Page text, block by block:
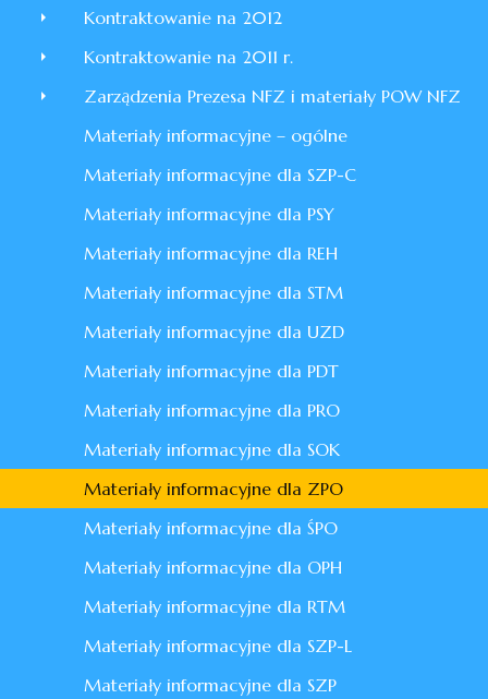
Kontraktowanie na 2012
Kontraktowanie na 2011 r.
Zarządzenia Prezesa NFZ i materiały POW NFZ
Materiały informacyjne – ogólne
Materiały informacyjne dla SZP-C
Materiały informacyjne dla PSY
Materiały informacyjne dla REH
Materiały informacyjne dla STM
Materiały informacyjne dla UZD
Materiały informacyjne dla PDT
Materiały informacyjne dla PRO
Materiały informacyjne dla SOK
Materiały informacyjne dla ZPO
Materiały informacyjne dla ŚPO
Materiały informacyjne dla OPH
Materiały informacyjne dla RTM
Materiały informacyjne dla SZP-L
Materiały informacyjne dla SZP